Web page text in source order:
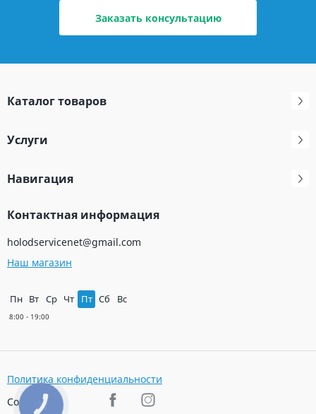
Заказать консультацию
Каталог товаров
Услуги
Навигация
Контактная информация
holodservicenet@gmail.com
Наш магазин
Пн Вт Ср Чт Пт Сб Вс
Политика конфиденциальности
Соц. сети
КНОПКА
ЗВ'ЯЗКУ